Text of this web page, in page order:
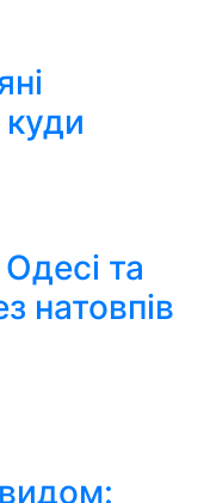
та
натовпів